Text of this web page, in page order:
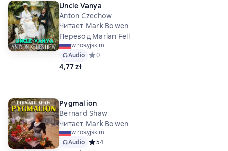
Uncle Vanya
Anton Czechow
Читает Mark Bowen
Перевод Marian Fell
w rosyjskim
Audio Средний рейтинг 0 на основе 0 оценок
0
4,77 zł
Pygmalion
Bernard Shaw
Читает Mark Bowen
w rosyjskim
Audio Средний рейтинг 5 на основе 4 оценок
54